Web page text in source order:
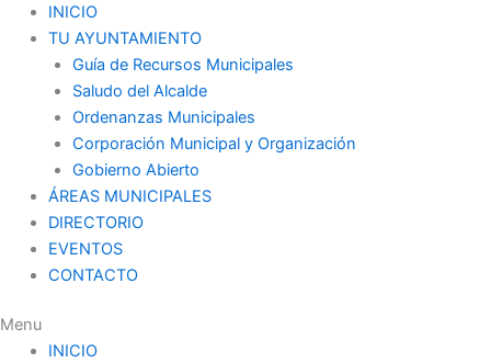
INICIO
TU AYUNTAMIENTO
Guía de Recursos Municipales
Saludo del Alcalde
Ordenanzas Municipales
Corporación Municipal y Organización
Gobierno Abierto
ÁREAS MUNICIPALES
DIRECTORIO
EVENTOS
CONTACTO
Menu
INICIO